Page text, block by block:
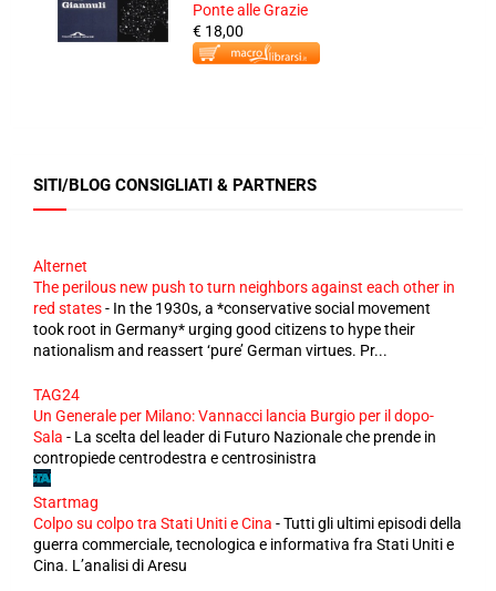
Ponte alle Grazie
€ 18,00
SITI/BLOG CONSIGLIATI & PARTNERS
Alternet
The perilous new push to turn neighbors against each other in
red states- In the 1930s, a *conservative social movement
took root in Germany* urging good citizens to hype their
nationalism and reassert ‘pure’ German virtues. Pr...
TAG24
Un Generale per Milano: Vannacci lancia Burgio per il dopo-
Sala - La scelta del leader di Futuro Nazionale che prende in
contropiede centrodestra e centrosinistra
Startmag
Colpo su colpo tra Stati Uniti e Cina -Tutti gli ultimi episodi della
guerra commerciale, tecnologica e informativa fra Stati Uniti e
Cina. L’analisi di Aresu